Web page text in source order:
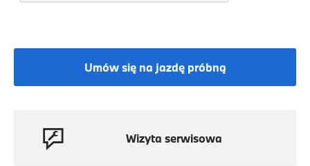
Umów się na jazdę próbną
Wizyta serwisowa